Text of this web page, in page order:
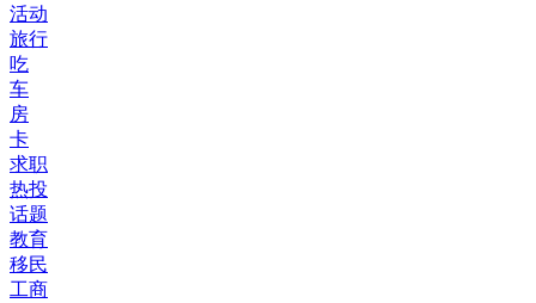
活动
旅行
吃
车
房
卡
求职
热投
话题
教育
移民
工商